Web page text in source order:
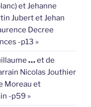
et Jehanne
Jubert et Jehan
Decree
-p13 »
…et de
Nicolas Jouthier
Moreau et
-p59 »